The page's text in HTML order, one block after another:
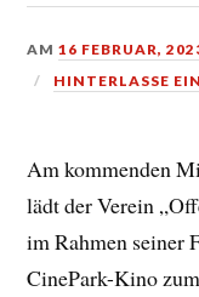
AM16 FEBRUAR,
HINTERLASSE
Am kommenden
lädt der Verein
im Rahmen seiner
CinePark-Kino